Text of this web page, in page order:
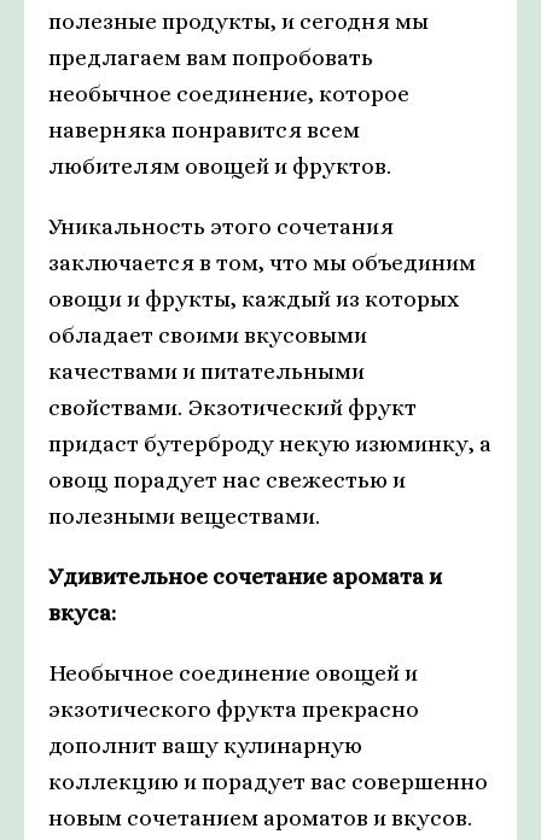
полезные продукты, и сегодня мы
предлагаем вам попробовать
необычное соединение, которое
наверняка понравится всем
любителям овощей и фруктов.
Уникальность этого сочетания
заключается в том, что мы объединим
овощи и фрукты, каждый из которых
обладает своими вкусовыми
качествами и питательными
свойствами. Экзотический фрукт
придаст бутерброду некую изюминку, а
овощ порадует нас свежестью и
полезными веществами.
Удивительное сочетание аромата и
вкуса:
Необычное соединение овощей и
экзотического фрукта прекрасно
дополнит вашу кулинарную
коллекцию и порадует вас совершенно
новым сочетанием ароматов и вкусов.